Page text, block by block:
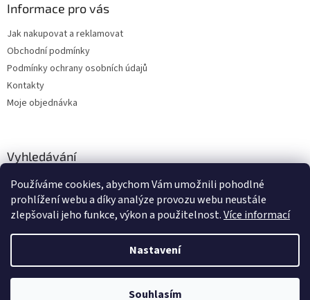
Používáme cookies, abychom Vám umožnili pohodlné
prohlížení webu a díky analýze provozu webu neustále
zlepšovali jeho funkce, výkon a použitelnost.Více informací
Nastavení
Souhlasím
Zboží vedeme skladem, dodání cca 24-48 hodin dle výběru dopravce a
Informace pro vás
Jak nakupovat a reklamovat
Obchodní podmínky
Podmínky ochrany osobních údajů
Kontakty
Moje objednávka
Vyhledávání
HLEDAT
Vytvořil Shoptet
dstechnik.cz. Všechna práva vyhrazena.